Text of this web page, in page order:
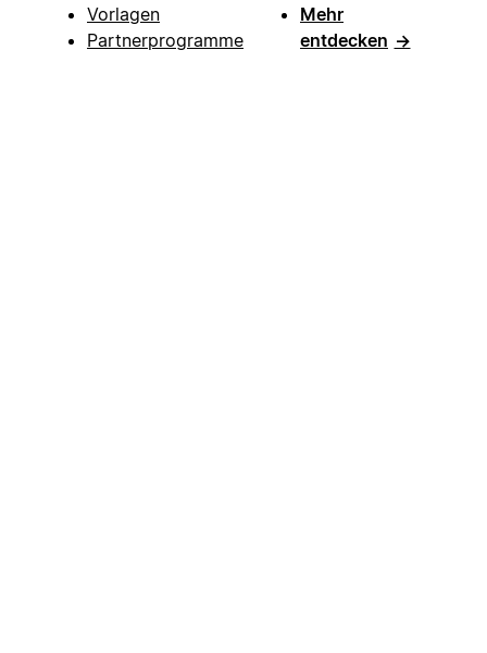
Vorlagen
Partnerprogramme
Mehr
entdecken →